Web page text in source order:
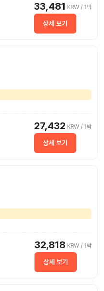
33,481 KRW / 1박
상세 보기
27,432 KRW / 1박
상세 보기
32,818 KRW / 1박
상세 보기